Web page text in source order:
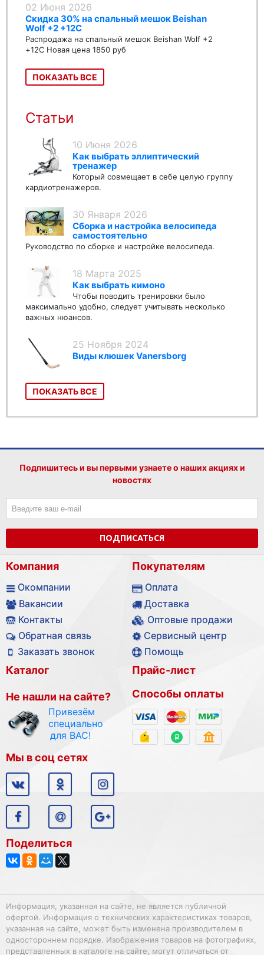
02 Июня 2026
Скидка 30% на спальный мешок Beishan
Wolf +2 +12C
Распродажа на спальный мешок Beishan Wolf +2
+12C Новая цена 1850 руб
ПОКАЗАТЬ ВСЕ
Статьи
10 Июня 2026
Как выбрать эллиптический
тренажер
Который совмещает в себе целую группу
кардиотренажеров.
30 Января 2026
Сборка и настройка велосипеда
самостоятельно
Руководство по сборке и настройке велосипеда.
18 Марта 2025
Как выбрать кимоно
Чтобы поводить тренировки было
максимально удобно, следует учитывать несколько
важных нюансов.
25 Ноября 2024
Виды клюшек Vanersborg
ПОКАЗАТЬ ВСЕ
Подпишитесь и вы первыми узнаете о наших акциях и
новостях
ПОДПИСАТЬСЯ
Компания
Окомпании
Вакансии
Контакты
Обратная связь
Заказать звонок
Покупателям
Оплата
Доставка
Оптовые продажи
Сервисный центр
Помощь
Каталог
Не нашли на сайте?
Привезём
специально
для ВАС!
Прайс-лист
Способы оплаты
Мы в соц сетях
Поделиться
Информация, указанная на сайте, не является публичной
офертой. Информация о технических характеристиках товаров,
указанная на сайте, может быть изменена производителем в
одностороннем порядке. Изображения товаров на фотографиях,
представленных в каталоге на сайте, могут отличаться от